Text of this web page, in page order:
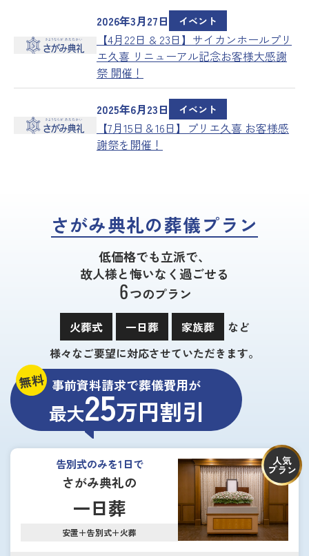
2026年3月27日 イベント
【4月22日 & 23日】サイカンホールプリ
エ久喜 リニューアル記念お客様大感謝
祭 開催！
2025年6月23日 イベント
【7月15日＆16日】プリエ久喜 お客様感
謝祭を開催！
さがみ典礼の葬儀プラン
低価格でも立派で、
故人様と悔いなく過ごせる
6つのプラン
火葬式 一日葬 家族葬
など
様々なご要望に対応させていただきます。
無料 事前資料請求で葬儀費用が
最大25万円割引
告別式のみを1日で
さがみ典礼の
一日葬
安置＋告別式＋火葬
人気
プラン